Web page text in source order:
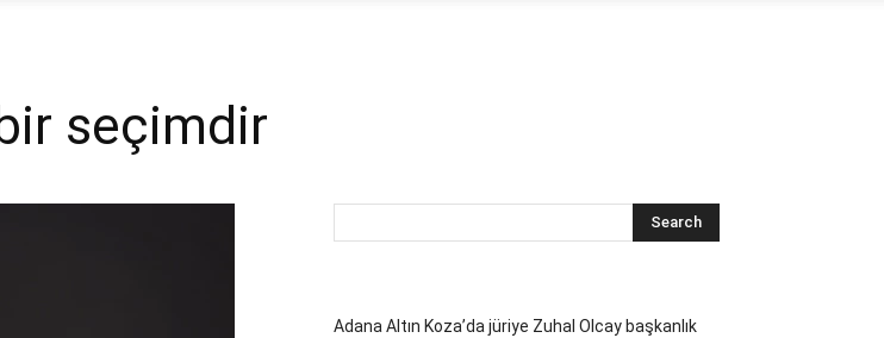
seçimdir
Adana Altın Koza’da jüriye Zuhal Olcay başkanlık